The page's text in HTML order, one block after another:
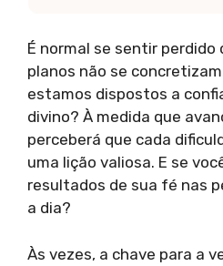
É normal se sentir perdido
planos não se
estamos dispostos a
divino? À medida que
perceberá que cada
uma lição valiosa. E se
resultados de sua fé nas
a dia?
Às vezes, a chave para a